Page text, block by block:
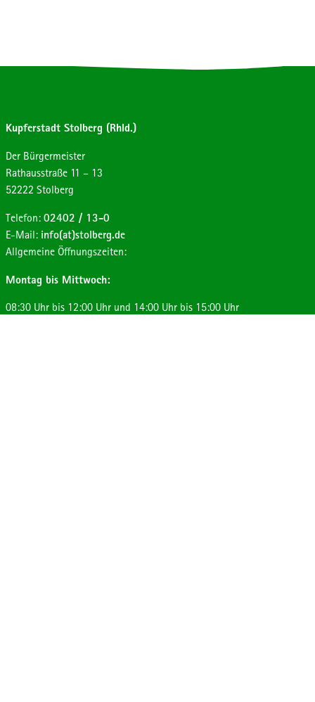
Kupferstadt Stolberg (Rhld.)
Der Bürgermeister
Strasse:
Rathausstraße Hausnummer:
11 – 13
Postleitzahl:
52222 Ort:
Stolberg
Telefon: 02402 / 13-0
E-Mail: info(at)stolberg.de
Allgemeine Öffnungszeiten:
Montag bis Mittwoch:
08:30 Uhr bis 12:00 Uhr und 14:00 Uhr bis 15:00 Uhr